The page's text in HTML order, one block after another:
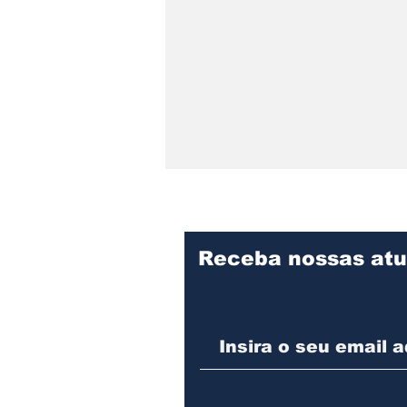
de cometer vários
furtos contra o
Receba nossas